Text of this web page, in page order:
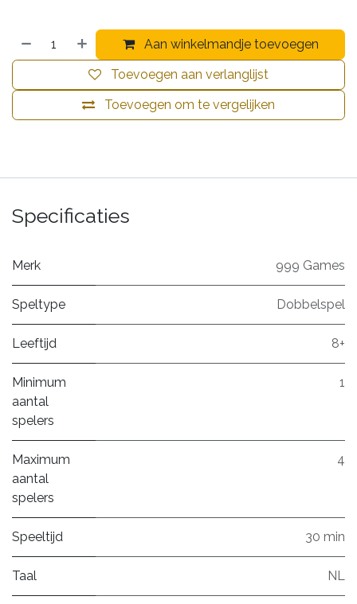
Aan winkelmandje toevoegen
Toevoegen om te vergelijken
Toevoegen aan verlanglijst
Specificaties
Merk 999 Games
Speltype Dobbelspel
Leeftijd 8+
Minimum
aantal
spelers
1
Maximum
aantal
spelers
4
Speeltijd 30 min
Taal NL